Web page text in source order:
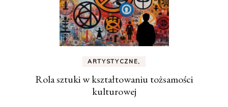
ARTYSTYCZNE,
Rola sztuki w kształtowaniu tożsamości
kulturowej